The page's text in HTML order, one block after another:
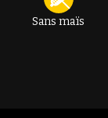
Sans maïs